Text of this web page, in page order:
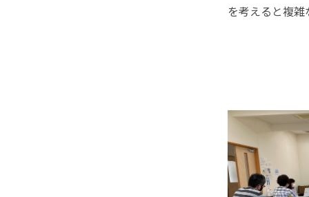
を考えると複